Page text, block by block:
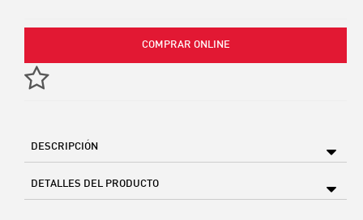
COMPRAR ONLINE
DESCRIPCIÓN
DETALLES DEL PRODUCTO